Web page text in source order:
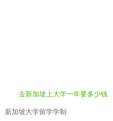
去新加坡上大学一年要多少钱
新加坡大学留学学制